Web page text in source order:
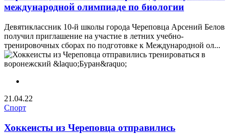
международной олимпиаде по биологии
Девятиклассник 10-й школы города Череповца Арсений Белов
получил приглашение на участие в летних учебно-
тренировочных сборах по подготовке к Международной ол...
21.04.22
Спорт
Хоккеисты из Череповца отправились